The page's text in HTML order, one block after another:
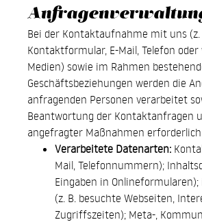
Bei der Kontaktaufnahme mit uns (z.
Kontaktformular, E-Mail, Telefon oder
Medien) sowie im Rahmen
Geschäftsbeziehungen werden die
anfragenden Personen verarbeitet
Beantwortung der Kontaktanfragen
angefragter Maßnahmen erforderlich
Verarbeitete Datenarten:
Mail, Telefonnummern);
Eingaben in
(z. B. besuchte Webseiten,
Zugriffszeiten); Meta-,